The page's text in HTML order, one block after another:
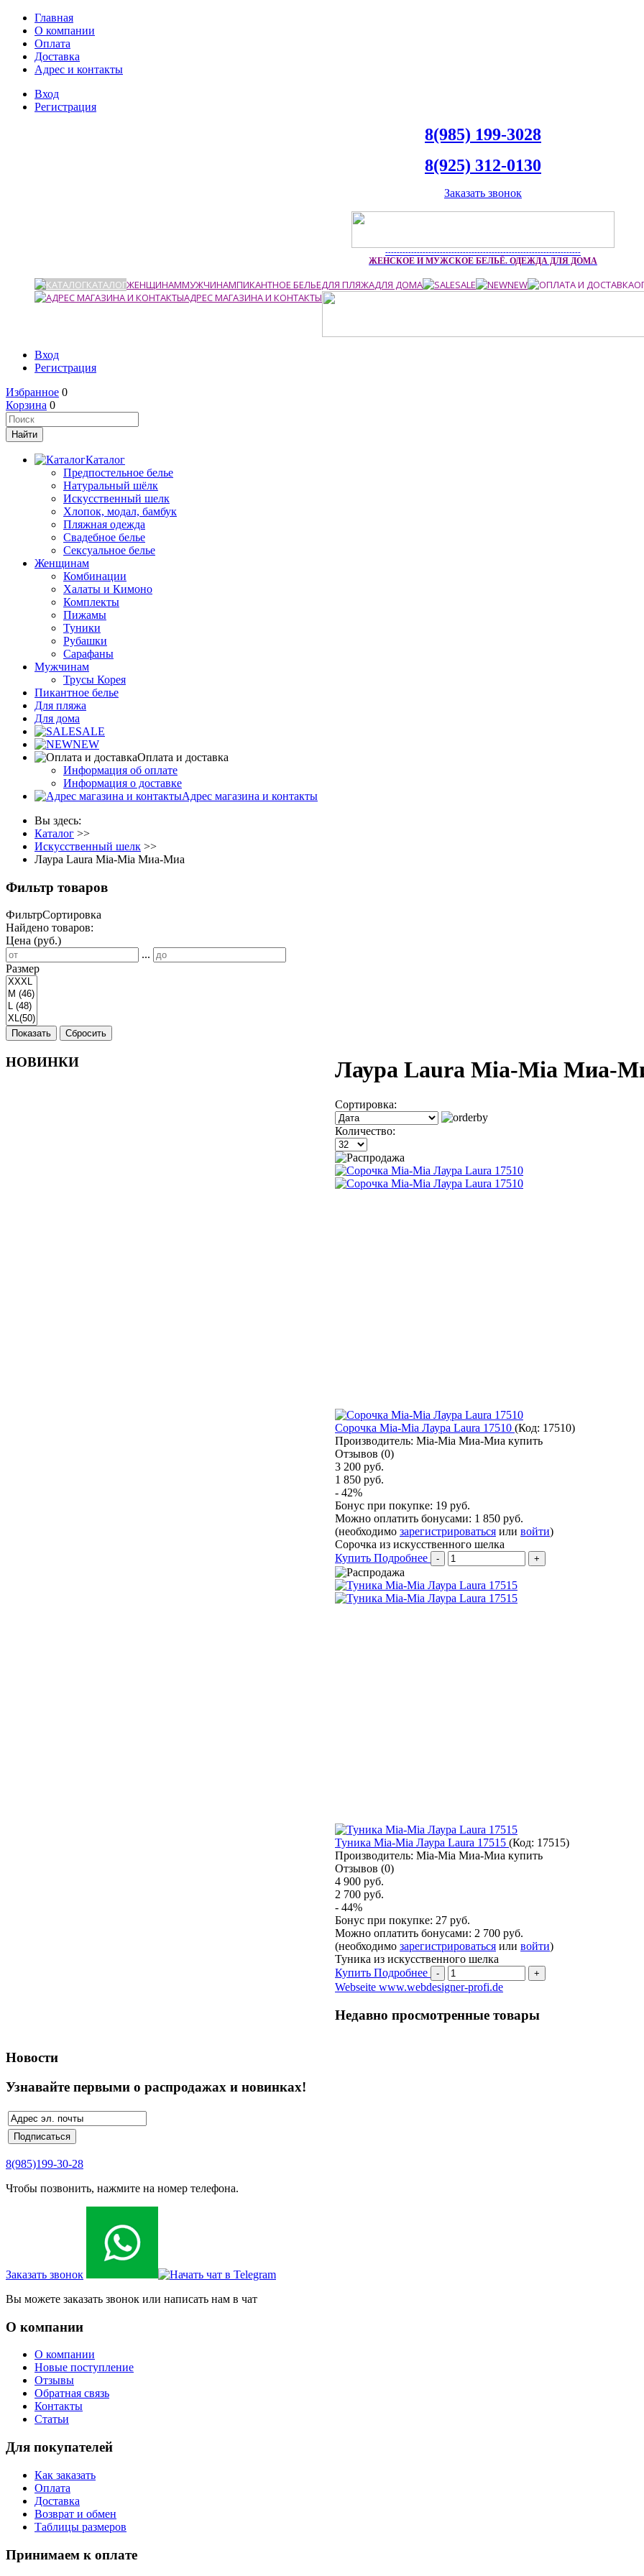
Главная
О компании
Оплата
Доставка
Адрес и контакты
Вход
Регистрация
8(985) 199-3028
8(925) 312-0130
Заказать звонок
--------------------------------------------------------------------
ЖЕНСКОЕ И МУЖСКОЕ БЕЛЬЁ. ОДЕЖДА ДЛЯ ДОМА
КАТАЛОГЖЕНЩИНАММУЖЧИНАМПИКАНТНОЕ БЕЛЬЕДЛЯ ПЛЯЖАДЛЯ ДОМА SALE NEW
АДРЕС МАГАЗИНА И КОНТАКТЫ
Вход
Регистрация
Избранное 0
Корзина 0
Каталог
Предпостельное белье
Натуральный шёлк
Искусственный шелк
Хлопок, модал, бамбук
Пляжная одежда
Свадебное белье
Сексуальное белье
Женщинам
Комбинации
Халаты и Кимоно
Комплекты
Пижамы
Туники
Рубашки
Сарафаны
Мужчинам
Трусы Корея
Пикантное белье
Для пляжа
Для дома
SALE
NEW
Оплата и доставка
Информация об оплате
Информация о доставке
Адрес магазина и контакты
Вы здесь:
Каталог >>
Искусственный шелк >>
Лаура Laura Mia-Mia Миа-Миа
Фильтр товаров
ФильтрСортировка
Найдено товаров:
Цена (руб.)
...
Размер
Показать Сбросить
Лаура Laura Mia-Mia Миа-
Сортировка:
Количество:
Сорочка Mia-Mia Лаура Laura 17510 (Код: 17510)
Производитель: Mia-Mia Миа-Миа купить
Отзывов (0)
3 200 руб.
1 850 руб.
- 42%
Бонус при покупке: 19 руб.
Можно оплатить бонусами: 1 850 руб.
(необходимо зарегистрироваться или войти)
Сорочка из искусственного шелка
Купить Подробнее
Туника Mia-Mia Лаура Laura 17515 (Код: 17515)
Производитель: Mia-Mia Миа-Миа купить
Отзывов (0)
4 900 руб.
2 700 руб.
- 44%
Бонус при покупке: 27 руб.
Можно оплатить бонусами: 2 700 руб.
(необходимо зарегистрироваться или войти)
Туника из искусственного шелка
Купить Подробнее
Webseite www.webdesigner-profi.de
Недавно просмотренные товары
НОВИНКИ
Новости
Узнавайте первыми о распродажах и новинках!
8(985)199-30-28
Чтобы позвонить, нажмите на номер телефона.
Заказать звонок
Вы можете заказать звонок или написать нам в чат
О компании
О компании
Новые поступление
Отзывы
Обратная связь
Контакты
Статьи
Для покупателей
Как заказать
Оплата
Доставка
Возврат и обмен
Таблицы размеров
Принимаем к оплате